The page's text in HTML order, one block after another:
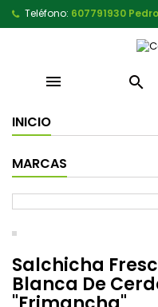
Teléfono: 607791930
 
INICIO
MARCAS
Salchicha
Blanca De